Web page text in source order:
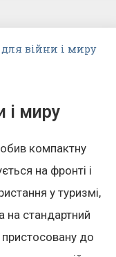
війни і миру
і миру
компактну
на фронті і
у туризмі,
на стандартний
до